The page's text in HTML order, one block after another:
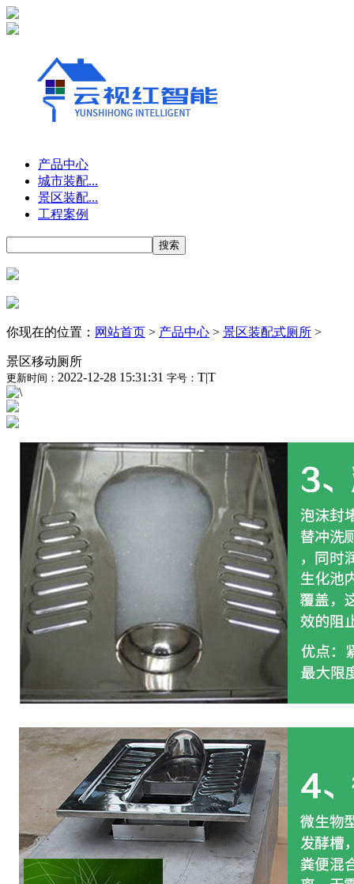
产品中心
城市装配...
景区装配...
工程案例
你现在的位置： 网站首页 > 产品中心 > 景区装配式厕所 >
景区移动厕所
更新时间： 2022-12-28 15:31:31 字号： T|T